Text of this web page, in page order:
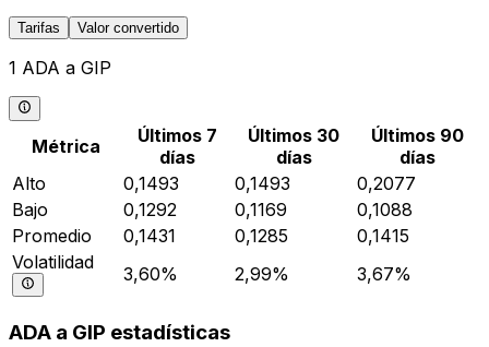
Tarifas Valor convertido
1 ADA a GIP
Métrica
Últimos 7
días
Últimos 30
días
Últimos 90
días
Alto
0,1493 0,1493
0,2077
Bajo
0,1292 0,1169
0,1088
Promedio
0,1431 0,1285
0,1415
Volatilidad
3,60% 2,99% 3,67%
ADA a GIP estadísticas